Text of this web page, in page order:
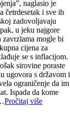
naglasio je
četrdesetak i sve ih
zadovoljavaju
u jeku najgore
mogle bi
cijena za
se s inflacijom.
sirovine poraste
ugovora s državom i
ograničenje da im
Ispada da kome
Pročitaj više